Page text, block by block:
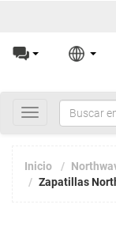
Toggle
navigation
Inicio
Zapatillas